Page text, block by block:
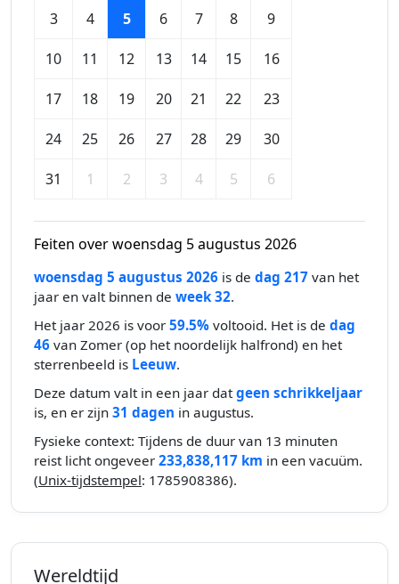
3 4 5 6 7 8 9
10 11 12 13 14 15 16
17 18 19 20 21 22 23
24 25 26 27 28 29 30
31 1 2 3 4 5 6
Feiten over woensdag 5 augustus 2026
woensdag 5 augustus 2026 is de dag 217 van het
jaar en valt binnen de week 32.
Het jaar 2026 is voor 59.5% voltooid. Het is de dag
46 van Zomer (op het noordelijk halfrond) en het
sterrenbeeld is Leeuw.
Deze datum valt in een jaar datgeen schrikkeljaar
is, en er zijn 31 dagen in augustus.
Fysieke context: Tijdens de duur van 13 minuten
reist licht ongeveer 233,838,117 km in een vacuüm.
(Unix-tijdstempel: 1785908386).
Wereldtijd